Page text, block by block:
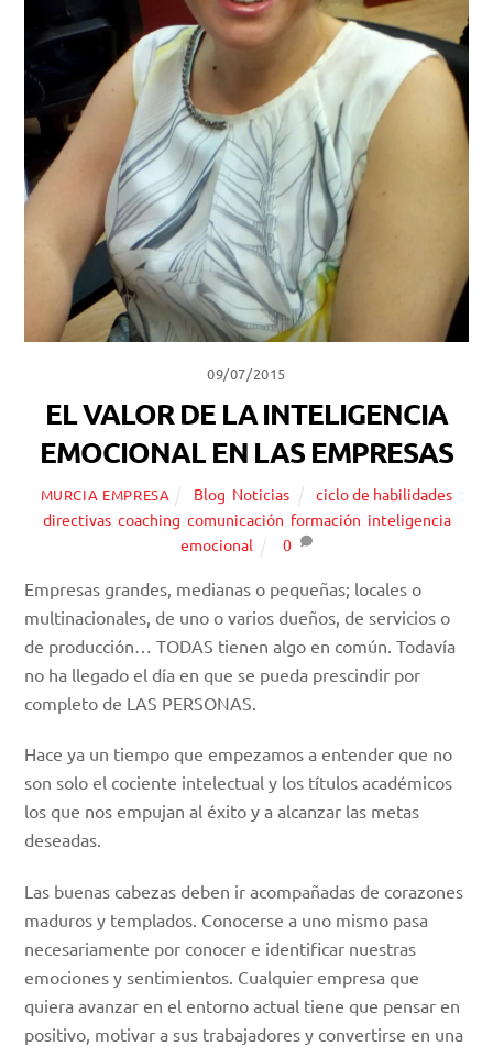
09/07/2015
EL VALOR DE LA INTELIGENCIA
EMOCIONAL EN LAS EMPRESAS
MURCIA EMPRESA Blog Noticias
ciclo de habilidades
directivas, coaching comunicación formación inteligencia
emocional
0
Empresas grandes, medianas o pequeñas; locales o
multinacionales, de uno o varios dueños, de servicios o
de producción… TODAS tienen algo en común. Todavía
no ha llegado el día en que se pueda prescindir por
completo de LAS PERSONAS.
Hace ya un tiempo que empezamos a entender que no
son solo el cociente intelectual y los títulos académicos
los que nos empujan al éxito y a alcanzar las metas
deseadas.
Las buenas cabezas deben ir acompañadas de corazones
maduros y templados. Conocerse a uno mismo pasa
necesariamente por conocer e identificar nuestras
emociones y sentimientos. Cualquier empresa que
quiera avanzar en el entorno actual tiene que pensar en
positivo, motivar a sus trabajadores y convertirse en una